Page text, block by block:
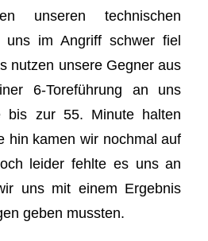
unseren technischen
uns im Angriff schwer fiel
nutzen unsere Gegner aus
6-Toreführung an uns
bis zur 55. Minute halten
hin kamen wir nochmal auf
leider fehlte es uns an
uns mit einem Ergebnis
geben mussten.